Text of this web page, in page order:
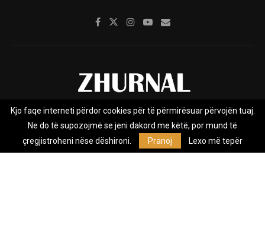
Rreth nesh Impresumi Marketing
Kontakt
Privacy Policy
Zhurnal.mk është Agjenci e Lajmeve e pavarur, e themeluar në vitin
Kjo faqe interneti përdor cookies për të përmirësuar përvojën tuaj.
Ne do të supozojmë se jeni dakord me këtë, por mund të
çregjistroheni nëse dëshironi.
Pranoj Lexo më tepër